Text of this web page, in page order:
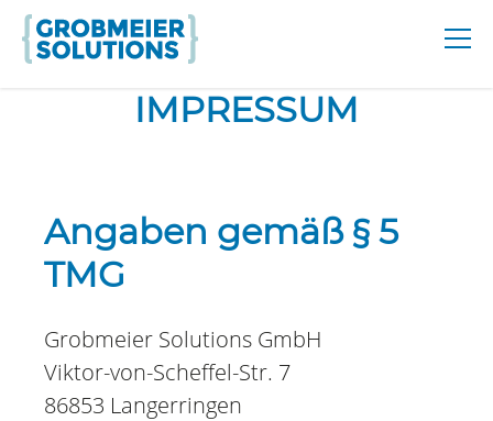
IMPRESSUM
Angaben gemäß § 5
TMG
Grobmeier Solutions GmbH
Viktor-von-Scheffel-Str. 7
86853 Langerringen